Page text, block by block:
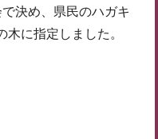
決め、県民のハガキ
に指定しました。